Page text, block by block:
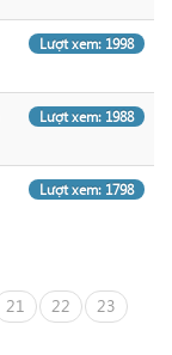
Lượt xem: 1998
Lượt xem: 1988
Lượt xem: 1798
21 22
23